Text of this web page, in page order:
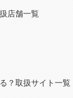
店舗一覧
？取扱サイト一覧